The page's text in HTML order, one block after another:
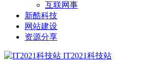
互联网事
新酷科技
网站建设
资源分享
IT2021科技站